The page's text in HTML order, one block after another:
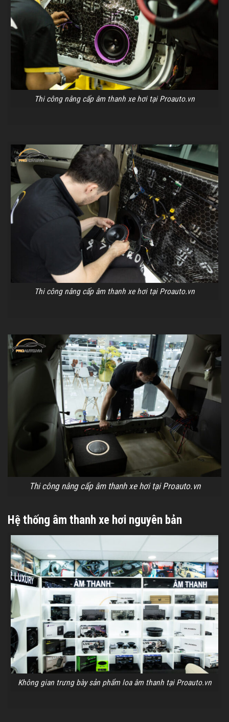
Thi công nâng cấp âm thanh xe hơi tại Proauto.vn
Thi công nâng cấp âm thanh xe hơi tại Proauto.vn
Thi công nâng cấp âm thanh xe hơi tại Proauto.vn
Hệ thống âm thanh xe hơi nguyên bản
Không gian trưng bày sản phẩm loa âm thanh tại Proauto.vn